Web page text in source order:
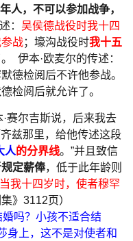
人，不可以参加战争，
： 吴侯德战役时我十四
战；壕沟战役时我十五
伊本·欧麦尔的传述：
德检阅后不许他参战。
检阅后就允许了。
·赛尔吉斯说，后来我去
齐兹那里，给他传述这段
人的分界线。 ”并且致信
定薪俸，低于此年龄则
当我十四岁时，使者穆罕
》 3112页）
吗？小孩不适合结
身上，这不是对使者和